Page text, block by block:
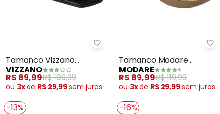
Vizzano - Tamanco Vizzano
Tamanco Vizzano
(Preto) em Sintético
VIZZANO
R$ 89,99R$ 109,99
ou 3xde R$ 29,99sem juros
Tamanco Modare
(Caramelo) em Sintético
MODARE
R$ 89,99R$ 119,99
ou 3xde R$ 29,99sem juros
-13% -16%